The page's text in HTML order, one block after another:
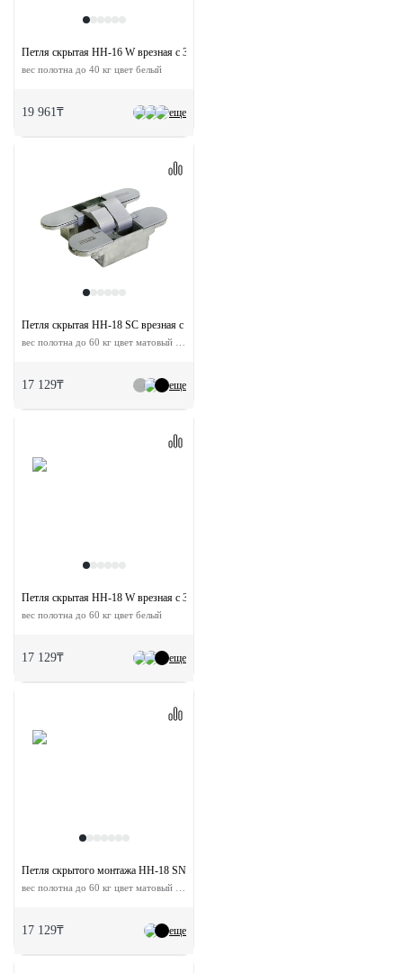
еще
Петля скрытая HH-16 W врезная с 3D-регулировкой
вес полотна до 40 кг цвет белый
19 961₸
еще
Петля скрытая HH-18 SC врезная с 3D-регулировкой
17 129₸
еще
Петля скрытая HH-18 W врезная с 3D-регулировкой
вес полотна до 60 кг цвет белый
17 129₸
еще
Петля скрытого монтажа HH-18 SN врезная c 3D - регулировкой
17 129₸